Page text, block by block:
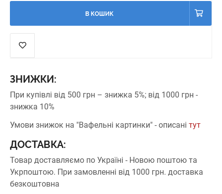
В КОШИК
ЗНИЖКИ:
При купівлі від 500 грн – знижка 5%; від 1000 грн -
знижка 10%
Умови знижок на "Вафельні картинки" - описані тут
ДОСТАВКА:
Товар доставляємо по Україні - Новою поштою та
Укрпоштою. При замовленні від 1000 грн. доставка
безкоштовна